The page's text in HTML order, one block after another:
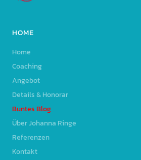
HOME
Home
Coaching
Angebot
Details & Honorar
Buntes Blog
Über Johanna Ringe
Referenzen
Kontakt